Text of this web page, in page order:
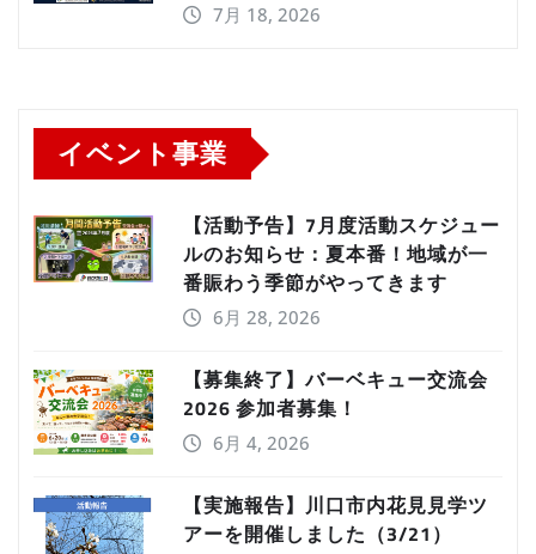
7月 18, 2026
イベント事業
【活動予告】7月度活動スケジュー
ルのお知らせ：夏本番！地域が一
番賑わう季節がやってきます
6月 28, 2026
【募集終了】バーベキュー交流会
2026 参加者募集！
6月 4, 2026
【実施報告】川口市内花見見学ツ
アーを開催しました（3/21）